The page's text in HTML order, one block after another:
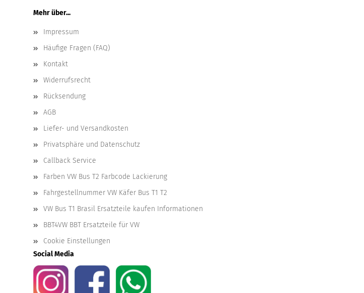
Mehr über...
Impressum
Häufige Fragen (FAQ)
Kontakt
Widerrufsrecht
Rücksendung
AGB
Liefer- und Versandkosten
Privatsphäre und Datenschutz
Callback Service
Farben VW Bus T2 Farbcode Lackierung
Fahrgestellnummer VW Käfer Bus T1 T2
VW Bus T1 Brasil Ersatzteile kaufen Informationen
BBT4VW BBT Ersatzteile für VW
Cookie Einstellungen
Social Media